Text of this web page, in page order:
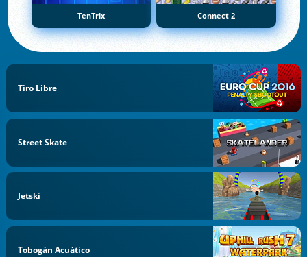
TenTrix Connect 2
Tiro Libre
Street Skate
Jetski
Tobogán Acuático